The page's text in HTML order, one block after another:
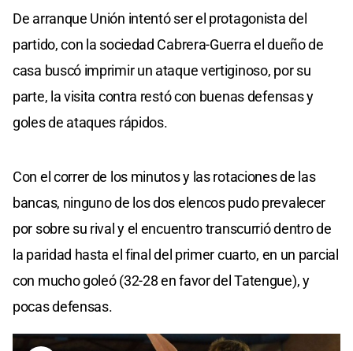
De arranque Unión intentó ser el protagonista del
partido, con la sociedad Cabrera-Guerra el dueño de
casa buscó imprimir un ataque vertiginoso, por su
parte, la visita contra restó con buenas defensas y
goles de ataques rápidos.
Con el correr de los minutos y las rotaciones de las
bancas, ninguno de los dos elencos pudo prevalecer
por sobre su rival y el encuentro transcurrió dentro de
la paridad hasta el final del primer cuarto, en un parcial
con mucho goleó (32-28 en favor del Tatengue), y
pocas defensas.